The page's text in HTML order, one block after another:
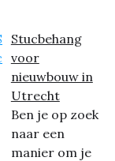
Stucbehang
voor
nieuwbouw in
Utrecht
Ben je op zoek
naar een
manier om je